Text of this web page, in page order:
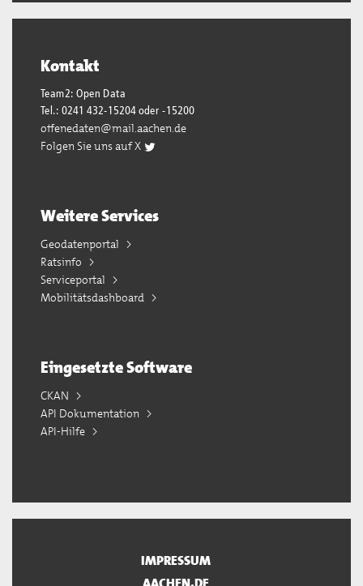
Kontakt
Team2: Open Data
Tel.: 0241 432-15204 oder -15200
offenedaten@mail.aachen.de
Folgen Sie uns auf X
Weitere Services
Geodatenportal
Ratsinfo
Serviceportal
Mobilitätsdashboard
Eingesetzte Software
CKAN
API Dokumentation
API-Hilfe
IMPRESSUM